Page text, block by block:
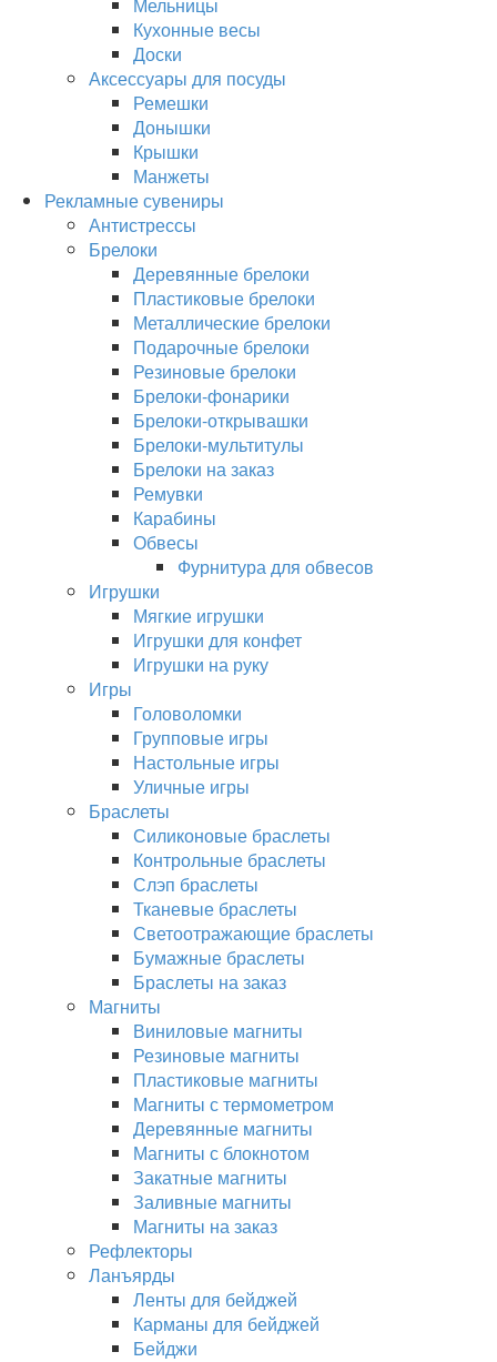
Кухонные весы
Доски
Аксессуары для посуды
Ремешки
Донышки
Крышки
Манжеты
Рекламные сувениры
Антистрессы
Брелоки
Деревянные брелоки
Пластиковые брелоки
Металлические брелоки
Подарочные брелоки
Резиновые брелоки
Брелоки-фонарики
Брелоки-открывашки
Брелоки-мультитулы
Брелоки на заказ
Ремувки
Карабины
Обвесы
Фурнитура для обвесов
Игрушки
Мягкие игрушки
Игрушки для конфет
Игрушки на руку
Игры
Головоломки
Групповые игры
Настольные игры
Уличные игры
Браслеты
Силиконовые браслеты
Контрольные браслеты
Слэп браслеты
Тканевые браслеты
Светоотражающие браслеты
Бумажные браслеты
Браслеты на заказ
Магниты
Виниловые магниты
Резиновые магниты
Пластиковые магниты
Магниты с термометром
Деревянные магниты
Магниты с блокнотом
Закатные магниты
Заливные магниты
Магниты на заказ
Рефлекторы
Ланъярды
Ленты для бейджей
Карманы для бейджей
Бейджи